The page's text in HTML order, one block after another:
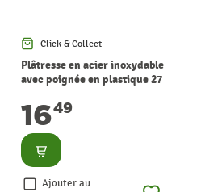
Click & Collect
Plâtresse en acier inoxydable
avec poignée en plastique 27
1649
Consulter
Ajouter au